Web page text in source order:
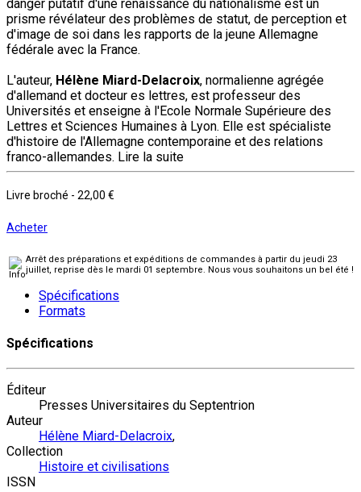
danger putatif d'une renaissance du nationalisme est un
prisme révélateur des problèmes de statut, de perception et
d'image de soi dans les rapports de la jeune Allemagne
fédérale avec la France.
L'auteur, Hélène Miard-Delacroix, normalienne agrégée
d'allemand et docteur es lettres, est professeur des
Universités et enseigne à l'Ecole Normale Supérieure des
Lettres et Sciences Humaines à Lyon. Elle est spécialiste
d'histoire de l'Allemagne contemporaine et des relations
franco-allemandes. Lire la suite
Livre broché - 22,00 €
Acheter
Arrêt des préparations et expéditions de commandes à partir du jeudi 23
juillet, reprise dès le mardi 01 septembre. Nous vous souhaitons un bel été !
Spécifications
Formats
Spécifications
Éditeur
Presses Universitaires du Septentrion
Auteur
Hélène Miard-Delacroix,
Collection
Histoire et civilisations
ISSN